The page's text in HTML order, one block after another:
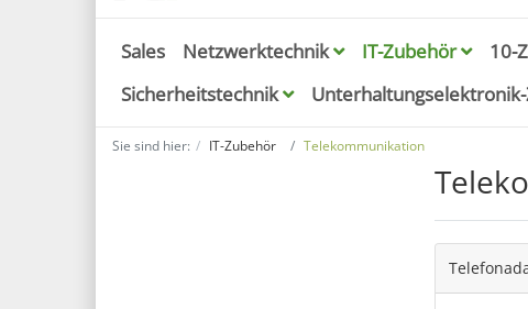
Sales Netzwerktechnik IT-Zubehör 10-
Sicherheitstechnik
Sie sind hier: IT-Zubehör Telekommunikation